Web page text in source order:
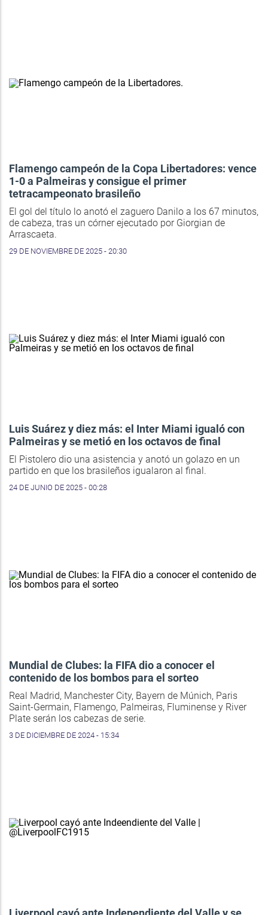
Flamengo campeón de la Copa Libertadores: vence
1-0 a Palmeiras y consigue el primer
tetracampeonato brasileño
El gol del título lo anotó el zaguero Danilo a los 67 minutos,
de cabeza, tras un córner ejecutado por Giorgian de
Arrascaeta.
29 DE NOVIEMBRE DE 2025 - 20:30
Luis Suárez y diez más: el Inter Miami igualó con
Palmeiras y se metió en los octavos de final
El Pistolero dio una asistencia y anotó un golazo en un
partido en que los brasileños igualaron al final.
24 DE JUNIO DE 2025 - 00:28
Mundial de Clubes: la FIFA dio a conocer el
contenido de los bombos para el sorteo
Real Madrid, Manchester City, Bayern de Múnich, Paris
Saint-Germain, Flamengo, Palmeiras, Fluminense y River
Plate serán los cabezas de serie.
3 DE DICIEMBRE DE 2024 - 15:34